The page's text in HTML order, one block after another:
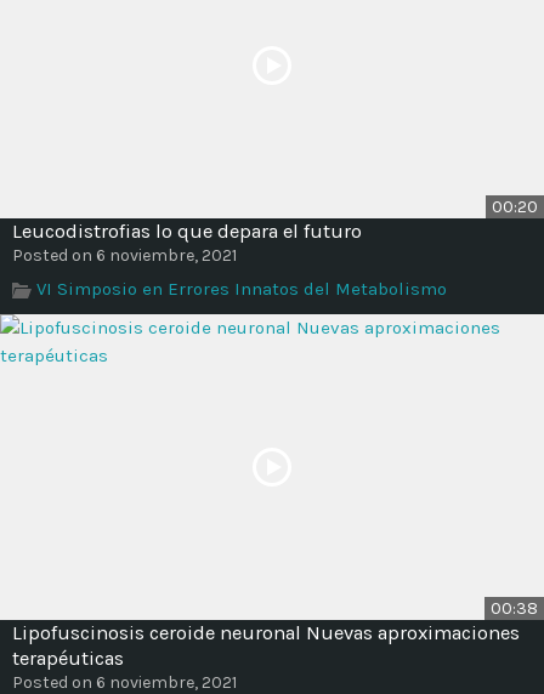
00:20
Leucodistrofias lo que depara el futuro
Posted on 6 noviembre, 2021
VI Simposio en Errores Innatos del Metabolismo
00:38
Lipofuscinosis ceroide neuronal Nuevas aproximaciones
terapéuticas
Posted on 6 noviembre, 2021